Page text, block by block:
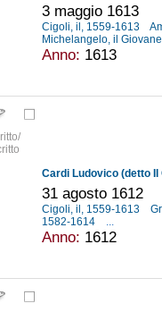
3 maggio 1613
Cigoli, il, 1559-1613
Michelangelo, il
Anno: 1613
Cardi Ludovico (detto Il
31 agosto 1612
Cigoli, il, 1559-1613
1582-1614
...
Anno: 1612